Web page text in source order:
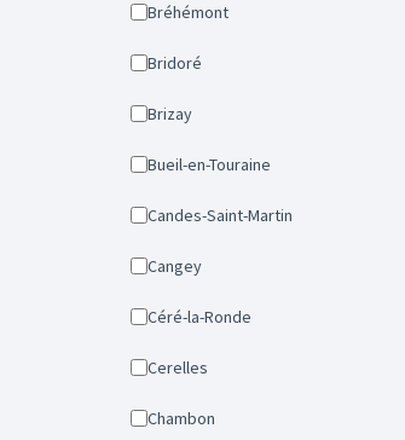
Bréhémont
Bridoré
Brizay
Bueil-en-Touraine
Candes-Saint-Martin
Cangey
Céré-la-Ronde
Cerelles
Chambon